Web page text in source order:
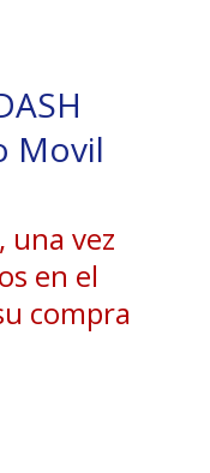
Movil
una vez
en el
compra